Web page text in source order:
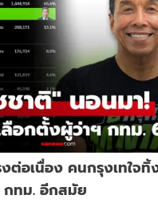
ต่อเนื่อง คนกรุงเทใจทิ้
กทม. อีกสมัย